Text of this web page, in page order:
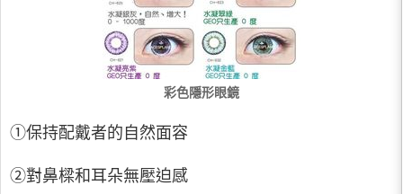
彩色隱形眼鏡
①保持配戴者的自然面容
②對鼻樑和耳朵無壓迫感